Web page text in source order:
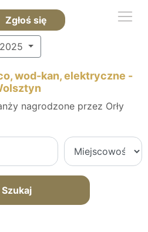
Zgłoś się
2025
wod-kan, elektryczne -
nagrodzone przez Orły
Szukaj